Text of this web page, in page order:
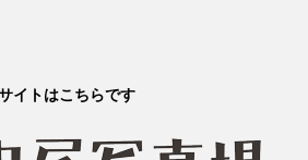
イトはこちらです